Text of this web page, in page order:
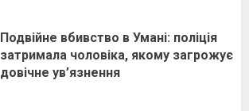
Подвійне вбивство в Умані: поліція
затримала чоловіка, якому загрожує
довічне ув’язнення